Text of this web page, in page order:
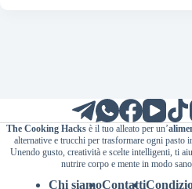
The Cooking Hacksè il tuo alleato per un’
alternative e trucchi per trasformare ogni pasto
Unendo gusto, creatività e scelte intelligenti, ti
nutrire corpo e mente in modo
Chi siamoContatti